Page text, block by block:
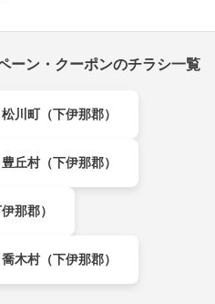
ーン・クーポンのチラシ一覧
松川町（下伊那郡）
豊丘村（下伊那郡）
那郡）
喬木村（下伊那郡）